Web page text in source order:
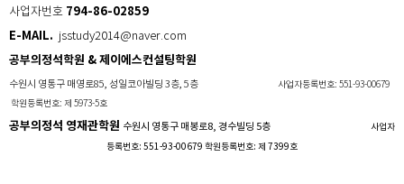
사업자번호 794-86-02859
E-MAIL. jsstudy2014@naver.com
공부의정석학원 & 제이에스컨설팅학원
수원시 영통구 매영로85, 성일코아빌딩 3층, 5층 사업자등록번호: 551-93-00679
학원등록번호: 제 5973-5호
공부의정석 영재관학원 수원시 영통구 매봉로8, 경수빌딩 5층
사업자
등록번호: 551-93-00679 학원등록번호: 제 7399호